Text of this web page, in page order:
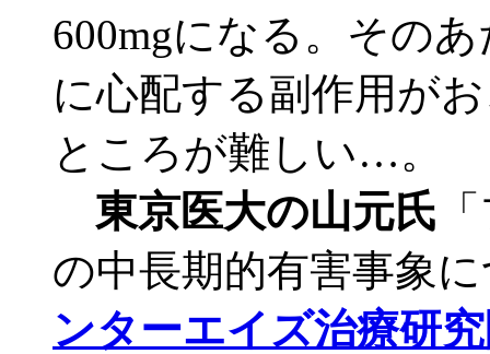
600mgになる。その
に心配する副作用が
ところが難しい…。
東京医大の山元氏
の中長期的有害事象
ンターエイズ治療研